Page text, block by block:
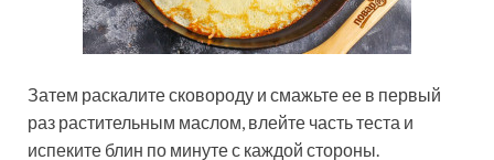
Затем раскалите сковороду и смажьте ее в первый
раз растительным маслом, влейте часть теста и
испеките блин по минуте с каждой стороны.